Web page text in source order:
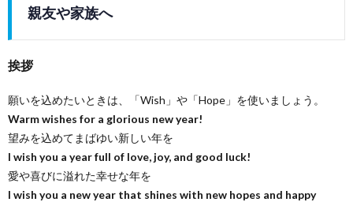
親友や家族へ
挨拶
願いを込めたいときは、「Wish」や「Hope」を使いましょう。
Warm wishes for a glorious new year!
望みを込めてまばゆい新しい年を
I wish you a year full of love, joy, and good luck!
愛や喜びに溢れた幸せな年を
I wish you a new year that shines with new hopes and happy